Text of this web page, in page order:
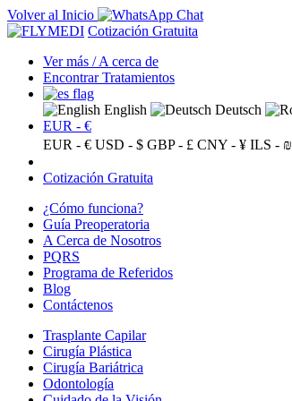
Volver al Inicio
Cotización Gratuita
Ver más / A cerca de
Encontrar Tratamientos
English Deutsch
EUR - €
EUR - € USD - $ GBP - £ CNY - ¥ ILS - ₪
Cotización Gratuita
¿Cómo funciona?
Guía Preoperatoria
A Cerca de Nosotros
PQRS
Programa de Referidos
Blog
Contáctenos
Trasplante Capilar
Cirugía Plástica
Cirugía Bariátrica
Odontología